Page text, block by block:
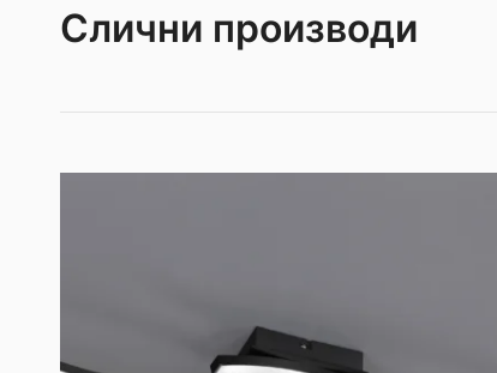
Слични производи